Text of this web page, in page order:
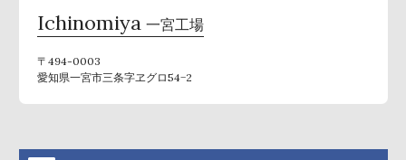
Ichinomiya 一宮工場
〒494-0003
愛知県一宮市三条字ヱグロ54−2